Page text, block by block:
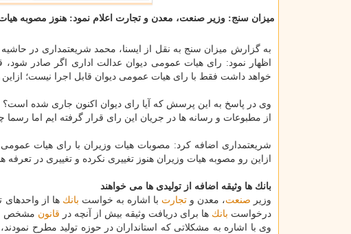
میزان سنج: وزیر صنعت، معدن و تجارت اعلام نمود: هنوز مصوبه
به گزارش میزان سنج به نقل از ایسنا، محمد شریعتمداری در
اظهار نمود: رای هیات عمومی دیوان عدالت اداری اگر صادر
خواهد داشت فقط با رای هیات عمومی دیوان قابل اجرا نیست؛
وی در پاسخ به این پرسش كه آیا رای دیوان اكنون جاری شده است؟
از مطبوعات و رسانه ها در جریان این رای قرار گرفته ایم اما رسما
شریعتمداری اضافه كرد: مصوبات هیات وزیران با رای هیات
ازاین رو مصوبه هیات وزیران هنوز تغییری نكرده و تغییری در تعرفه
بانك ها وثیقه اضافه از تولیدی ها می خواهند
وزیر صنعت، معدن وتجارت با اشاره به خواست بانك ها از
درخواست بانك ها برای دریافت وثیقه بیش از آنچه در قانون مشخص
وی با اشاره به مشكلاتی كه استانداران در حوزه تولید مطرح